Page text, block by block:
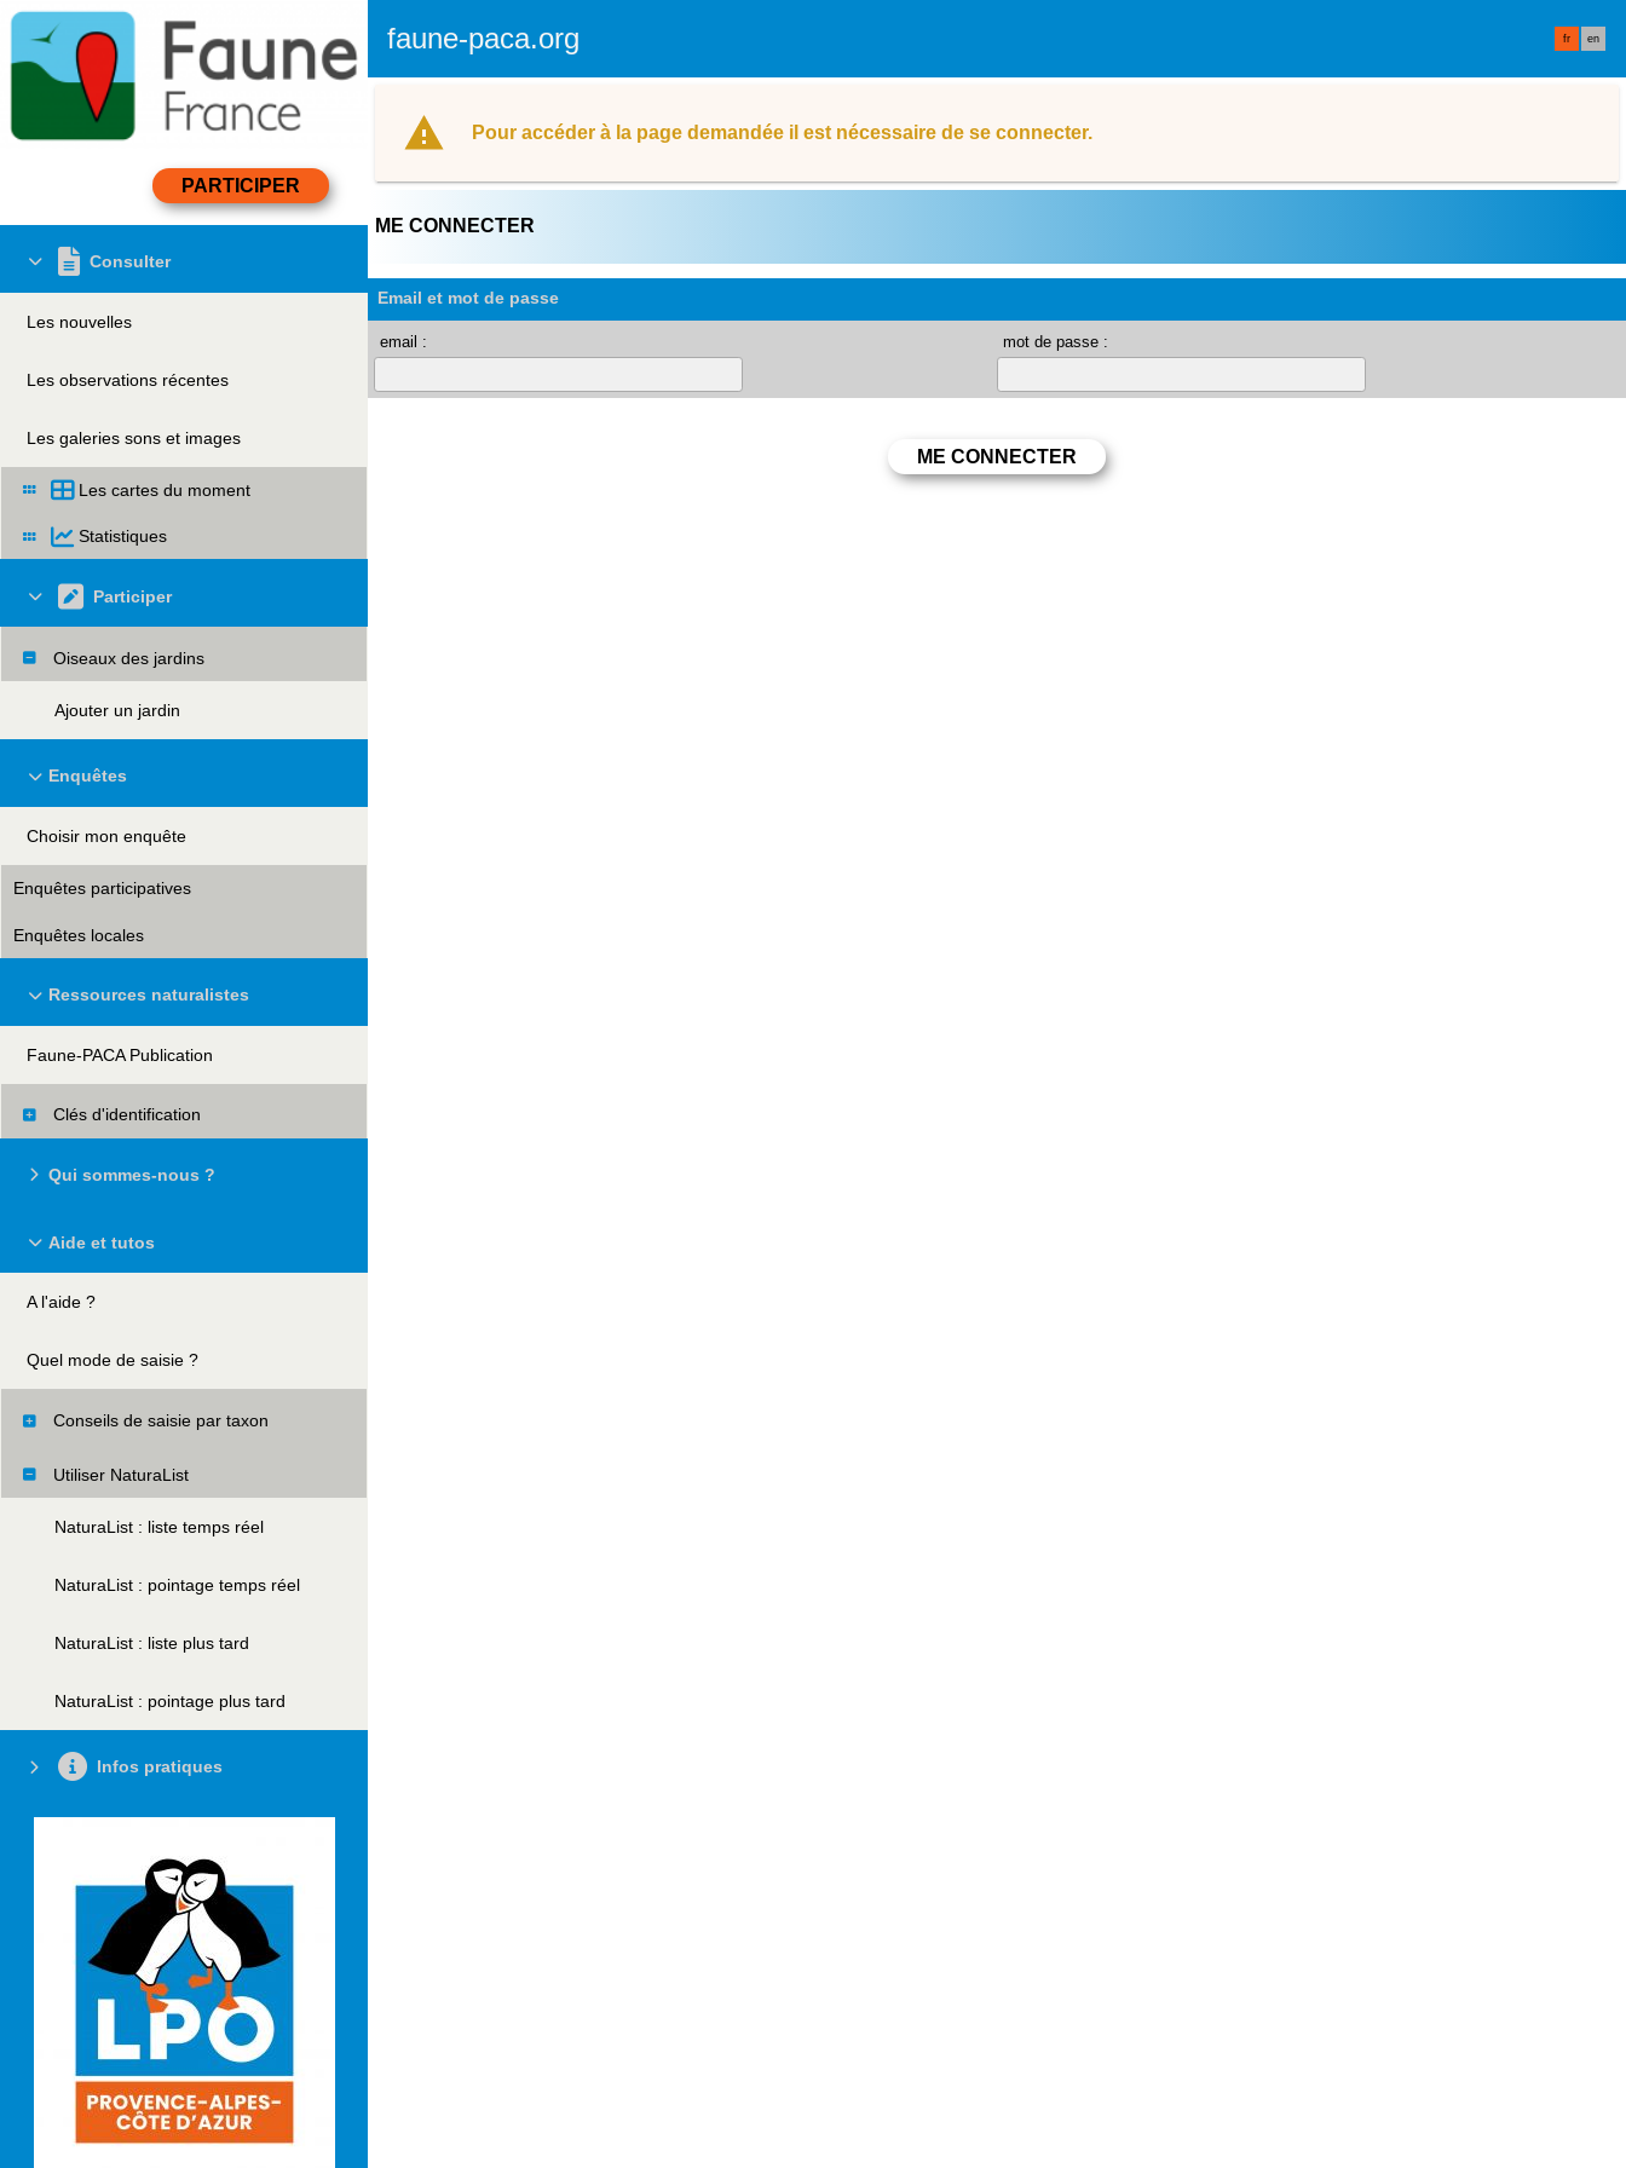
faune-paca.org fr en
Consulter
Les nouvelles
Les observations récentes
Les galeries sons et images
Les cartes du moment
Statistiques
Participer
Oiseaux des jardins
Ajouter un jardin
Enquêtes
Choisir mon enquête
Enquêtes participatives
Enquêtes locales
Ressources naturalistes
Faune-PACA Publication
Clés d'identification
Qui sommes-nous ?
Aide et tutos
A l'aide ?
Quel mode de saisie ?
Conseils de saisie par taxon
Utiliser NaturaList
NaturaList : liste temps réel
NaturaList : pointage temps réel
NaturaList : liste plus tard
NaturaList : pointage plus tard
Infos pratiques
Pour accéder à la page demandée il est nécessaire de se connecter.
ME CONNECTER
Email et mot de passe
email : mot de passe :